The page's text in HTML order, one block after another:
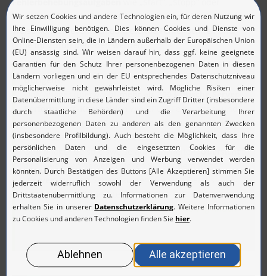
„Neustart“ für einzelne Instanzenautomatisieren . Auf diese
Weise können eventuell auftretende Fehler schnell und
ohne Ihr Zutun behoben werden.
Übrigens:
OpManager überwacht mehr als 300 kritische Server-
Performance-Kennzahlen
wie CPU- , Festplatten- und
partitionsbezogene Speicherauslastung, sowie Services
und Prozesse. Sie finden diese Informationen in
OpManager beispielsweise auf dem Reiter „Übersicht
des jeweiligen Servers (klicken Sie auf dem Reiter
„Server“ auf den Server, zu dem Sie sich Details
anzeigen lassen möchten).
Weitere Informationen zum Server-Monitoring finden
Sie hier.